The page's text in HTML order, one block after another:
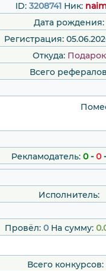
ID: 3208741 Ник:
Дата рождения:
Регистрация:
Откуда: Подарок
Всего
Рекламодатель: 0-0
Исполнитель:
Провёл: 0На сумму:
Всего конкурсов: